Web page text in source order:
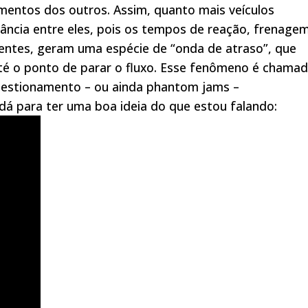
dos outros. Assim, quanto mais veículos
entre eles, pois os tempos de reação,
geram uma espécie de “onda de atraso”, que
o ponto de parar o fluxo. Esse fenômeno é
– ou ainda phantom jams –
para ter uma boa ideia do que estou falando: